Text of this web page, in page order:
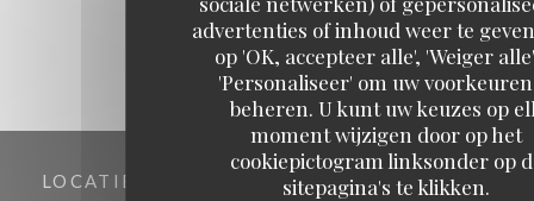
advertenties of inhoud weer te
op 'OK, accepteer alle', 'Weiger
'Personaliseer' om uw
beheren. U kunt uw keuzes op
moment wijzigen door op het
cookiepictogram linksonder op
sitepagina's te klikken.
LOCATIE